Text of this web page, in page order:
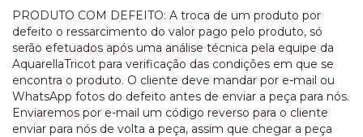
PRODUTO COM DEFEITO: A troca de um produto por
defeito o ressarcimento do valor pago pelo produto, só
serão efetuados após uma análise técnica pela equipe da
AquarellaTricot para verificação das condições em que se
encontra o produto. O cliente deve mandar por e-mail ou
WhatsApp fotos do defeito antes de enviar a peça para nós.
Enviaremos por e-mail um código reverso para o cliente
enviar para nós de volta a peça, assim que chegar a peça